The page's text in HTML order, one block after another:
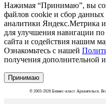
Нажимая “Принимаю”, вы
файлов cookie и сбор
аналитики Яндекс.Метрика
для улучшения навигации по
сайта и содействия нашим
Ознакомьтесь с нашей
получения дополнительной
Принимаю
© 2003-2026 Бизнес-класс Архангельск.